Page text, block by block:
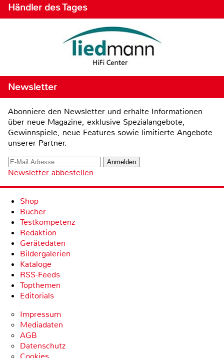
Händler des Tages
Newsletter
Abonniere den Newsletter und erhalte Informationen
über neue Magazine, exklusive Spezialangebote,
Gewinnspiele, neue Features sowie limitierte Angebote
unserer Partner.
Newsletter abbestellen
Shop
Bücher
Testkompetenz
Redaktion
Gerätedaten
Bildergalerien
Kataloge
RSS-Feeds
Topthemen
Editorials
Impressum
Mediadaten
AGB
Datenschutz